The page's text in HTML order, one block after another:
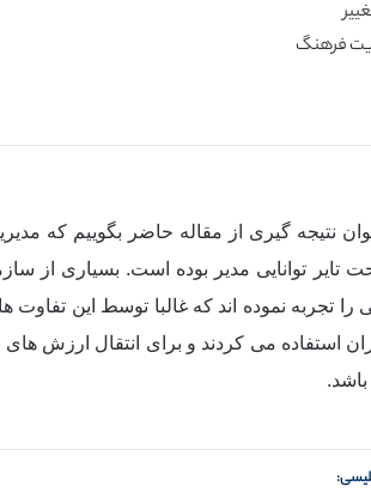
نتیجه گیری از مقاله حاضر بگوییم که
تایر توانایی مدیر بوده است. بسیاری از
تجربه نموده اند که غالبا توسط این
استفاده می کردند و برای انتقال ارزش
باشد.